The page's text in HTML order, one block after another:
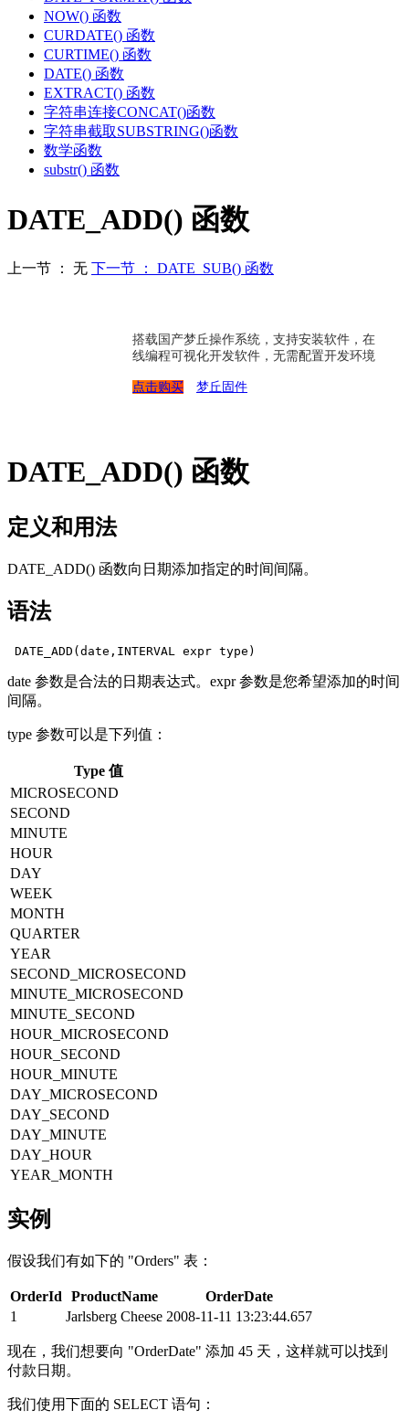
NOW() 函数
CURDATE() 函数
CURTIME() 函数
DATE() 函数
EXTRACT() 函数
字符串连接CONCAT()函数
字符串截取SUBSTRING()函数
数学函数
substr() 函数
DATE_ADD() 函数
上一节 ： 无 下一节 ： DATE_SUB() 函数
搭载国产梦丘操作系统，支持安装软件，在
线编程可视化开发软件，无需配置开发环境
点击购买 梦丘固件
DATE_ADD() 函数
定义和用法
DATE_ADD() 函数向日期添加指定的时间间隔。
语法
date 参数是合法的日期表达式。expr 参数是您希望添加的时间
间隔。
type 参数可以是下列值：
Type 值
MICROSECOND
SECOND
MINUTE
HOUR
DAY
WEEK
MONTH
QUARTER
YEAR
SECOND_MICROSECOND
MINUTE_MICROSECOND
MINUTE_SECOND
HOUR_MICROSECOND
HOUR_SECOND
HOUR_MINUTE
DAY_MICROSECOND
DAY_SECOND
DAY_MINUTE
DAY_HOUR
YEAR_MONTH
实例
假设我们有如下的 "Orders" 表：
OrderId ProductName
OrderDate
1
Jarlsberg Cheese 2008-11-11 13:23:44.657
现在，我们想要向 "OrderDate" 添加 45 天，这样就可以找到
付款日期。
我们使用下面的 SELECT 语句：